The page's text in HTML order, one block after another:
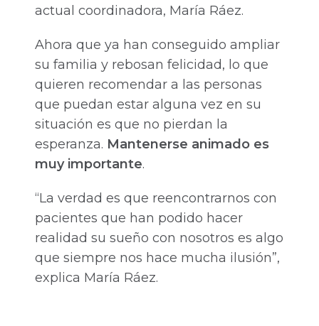
actual coordinadora, María Ráez.
Ahora que ya han conseguido ampliar
su familia y rebosan felicidad, lo que
quieren recomendar a las personas
que puedan estar alguna vez en su
situación es que no pierdan la
esperanza. Mantenerse animado es
muy importante.
“La verdad es que reencontrarnos con
pacientes que han podido hacer
realidad su sueño con nosotros es algo
que siempre nos hace mucha ilusión”,
explica María Ráez.